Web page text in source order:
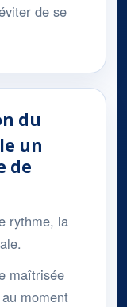
de se
du
un
de
rythme, la
maîtrisée
moment